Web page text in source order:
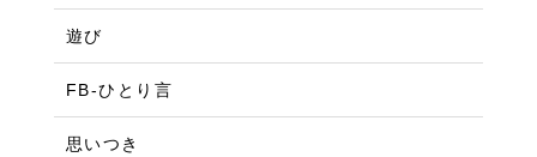
遊び
FB-ひとり言
思いつき